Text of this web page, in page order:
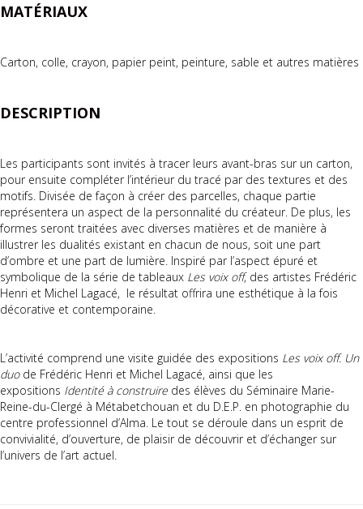
MATÉRIAUX
Carton, colle, crayon, papier peint, peinture, sable et autres matières
DESCRIPTION
Les participants sont invités à tracer leurs avant-bras sur un carton,
pour ensuite compléter l’intérieur du tracé par des textures et des
motifs. Divisée de façon à créer des parcelles, chaque partie
représentera un aspect de la personnalité du créateur. De plus, les
formes seront traitées avec diverses matières et de manière à
illustrer les dualités existant en chacun de nous, soit une part
d’ombre et une part de lumière. Inspiré par l’aspect épuré et
symbolique de la série de tableaux Les voix off, des artistes Frédéric
Henri et Michel Lagacé, le résultat offrira une esthétique à la fois
décorative et contemporaine.
L’activité comprend une visite guidée des expositions Les voix off. Un
duo de Frédéric Henri et Michel Lagacé, ainsi que les
expositions Identité à construire des élèves du Séminaire Marie-
Reine-du-Clergé à Métabetchouan et du D.E.P. en photographie du
centre professionnel d’Alma. Le tout se déroule dans un esprit de
convivialité, d’ouverture, de plaisir de découvrir et d’échanger sur
l’univers de l’art actuel.